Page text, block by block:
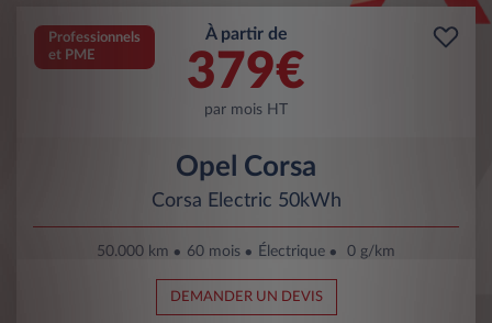
Professionnels
et PME
À partir de
379€
par mois HT
Opel Corsa
Corsa Electric 50kWh
50.000 km 60 mois Électrique 0 g/km
DEMANDER UN DEVIS